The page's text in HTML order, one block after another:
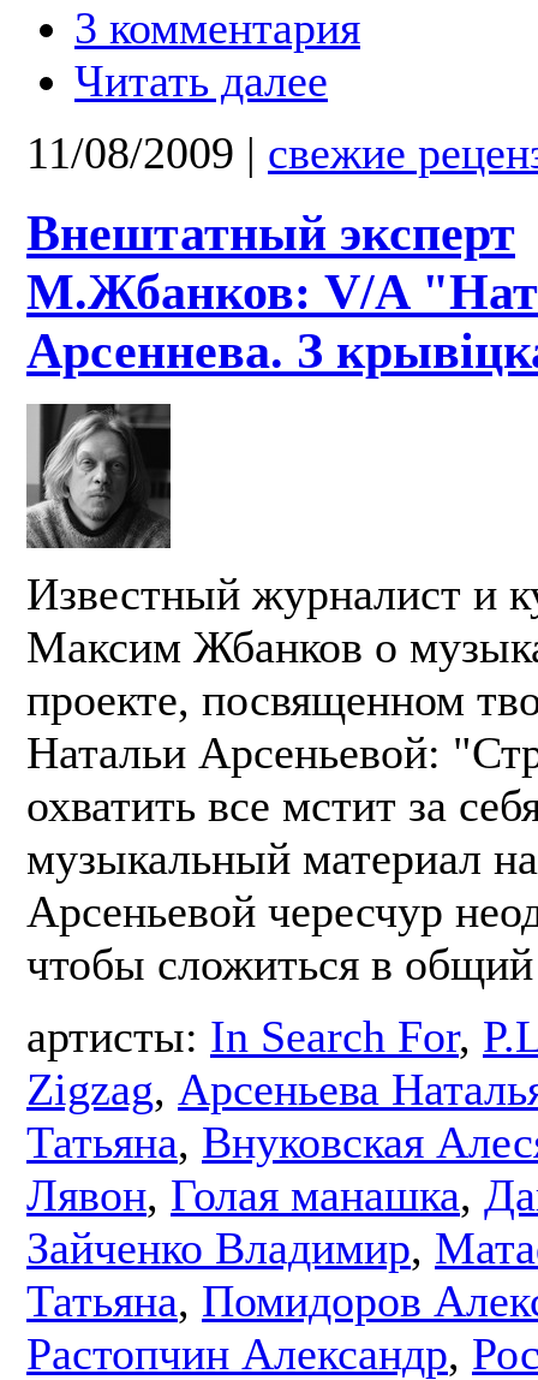
3 комментария
Читать далее
11/08/2009 | свежие
Внештатный эксперт
М.Жбанков: V/A
Арсеннева. З
Известный журналист и
Максим Жбанков о
проекте, посвященном
Натальи Арсеньевой:
охватить все мстит за
музыкальный материал
Арсеньевой чересчур
чтобы сложиться в
артисты: In Search For,
Zigzag, Арсеньева
Татьяна, Внуковская
Лявон, Голая манашка,
Зайченко Владимир,
Татьяна, Помидоров
Растопчин Александр,